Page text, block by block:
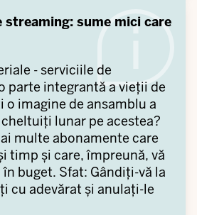
streaming: sume mici care
- serviciile de
parte integrantă a vieții de
o imagine de ansamblu a
lunar pe acestea?
multe abonamente care
timp și care, împreună, vă
buget. Sfat: Gândiți-vă la
cu adevărat și anulați-le